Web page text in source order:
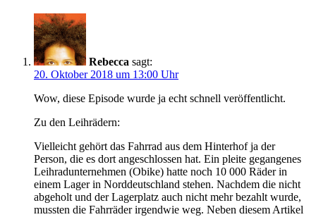
Rebecca sagt:
20. Oktober 2018 um 13:00 Uhr
Wow, diese Episode wurde ja echt schnell veröffentlicht.
Zu den Leihrädern:
Vielleicht gehört das Fahrrad aus dem Hinterhof ja der
Person, die es dort angeschlossen hat. Ein pleite gegangenes
Leihradunternehmen (Obike) hatte noch 10 000 Räder in
einem Lager in Norddeutschland stehen. Nachdem die nicht
abgeholt und der Lagerplatz auch nicht mehr bezahlt wurde,
mussten die Fahrräder irgendwie weg. Neben diesem Artikel